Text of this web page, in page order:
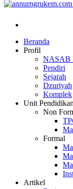
Beranda
Profil
NASAB
Pendiri
Sejarah
Dzuriyah
Komplek
Unit Pendidikan
Non
Formal
Artikel